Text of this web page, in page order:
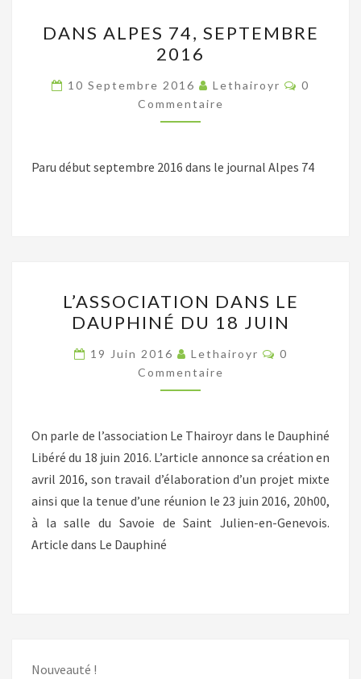
ALPES
74,
SEPTEMBRE
2016
DANS ALPES 74, SEPTEMBRE
2016
10 Septembre 2016 Lethairoyr
0
Commentaire
Paru début septembre 2016 dans le journal Alpes 74
DANS
LE
DAUPHINÉ
DU
18
L’ASSOCIATION DANS LE
DAUPHINÉ DU 18 JUIN
19 Juin 2016 Lethairoyr
0
Commentaire
On parle de l’association Le Thairoyr dans le Dauphiné
Libéré du 18 juin 2016. L’article annonce sa création en
avril 2016, son travail d’élaboration d’un projet mixte
ainsi que la tenue d’une réunion le 23 juin 2016, 20h00,
à la salle du Savoie de Saint Julien-en-Genevois.
Article dans Le Dauphiné
Nouveauté !